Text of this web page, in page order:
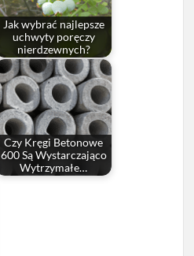
Jak wybrać najlepsze
uchwyty poręczy
nierdzewnych?
Czy Kręgi Betonowe
600 Są Wystarczająco
Wytrzymałe…